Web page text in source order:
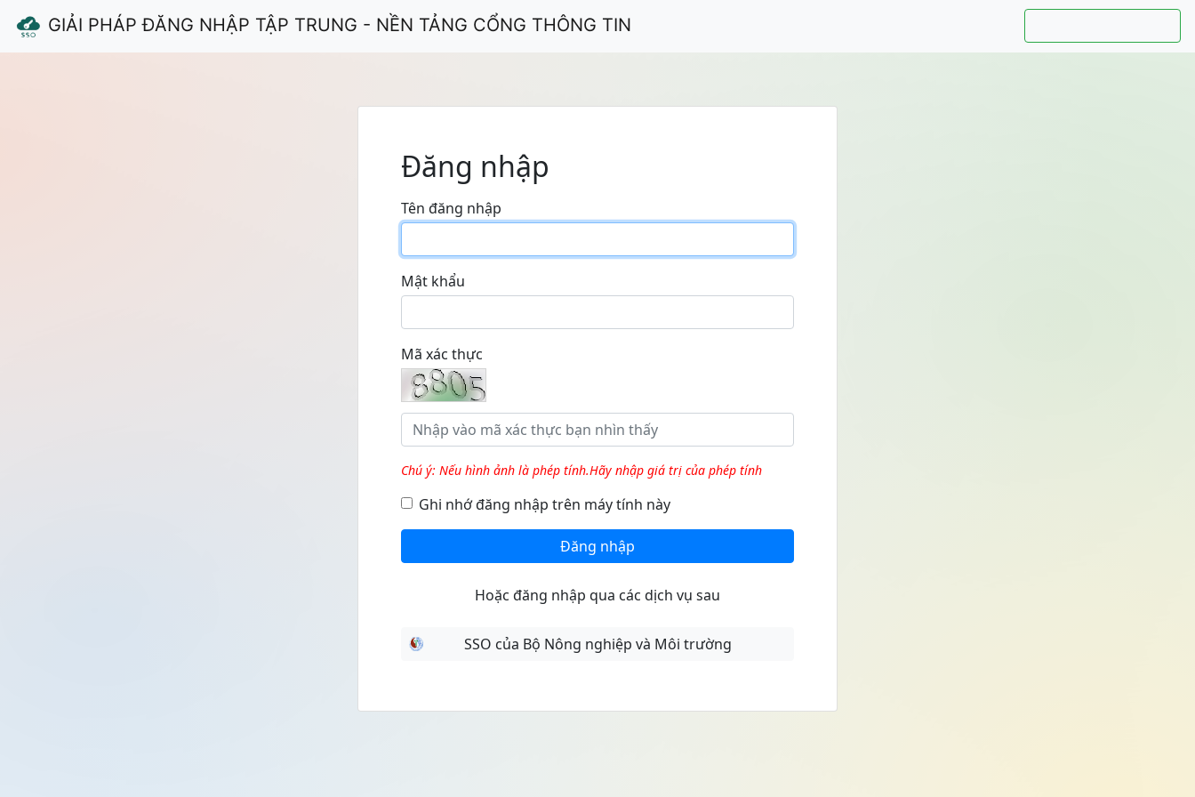
GIẢI PHÁP ĐĂNG NHẬP TẬP TRUNG - NỀN TẢNG CỔNG THÔNG TIN
Đăng nhập
Tên đăng nhập
Mật khẩu
Mã xác thực
Chú ý: Nếu hình ảnh là phép tính.Hãy nhập giá trị của phép tính
Ghi nhớ đăng nhập trên máy tính này
Đăng nhập
Hoặc đăng nhập qua các dịch vụ sau
SSO của Bộ Nông nghiệp và Môi trường